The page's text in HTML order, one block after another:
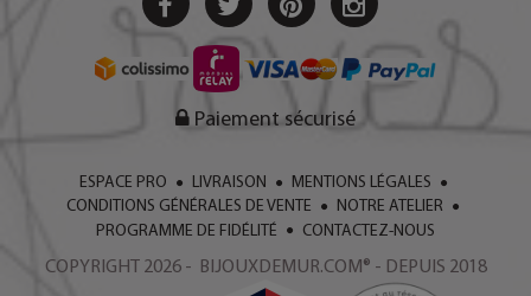
Paiement sécurisé
ESPACE PRO LIVRAISON
MENTIONS LÉGALES
CONDITIONS GÉNÉRALES DE VENTE
NOTRE ATELIER
PROGRAMME DE FIDÉLITÉ
CONTACTEZ-NOUS
COPYRIGHT 2026 - BIJOUXDEMUR.COM® - DEPUIS 2018